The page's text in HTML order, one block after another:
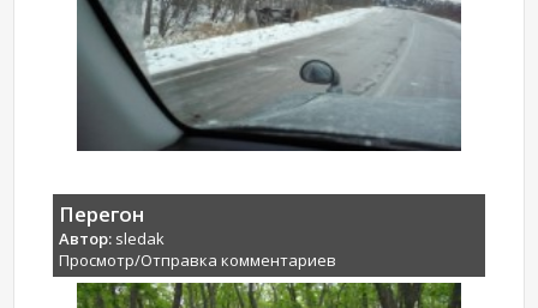
Перегон
Автор: sledak
Просмотр/Отправка комментариев